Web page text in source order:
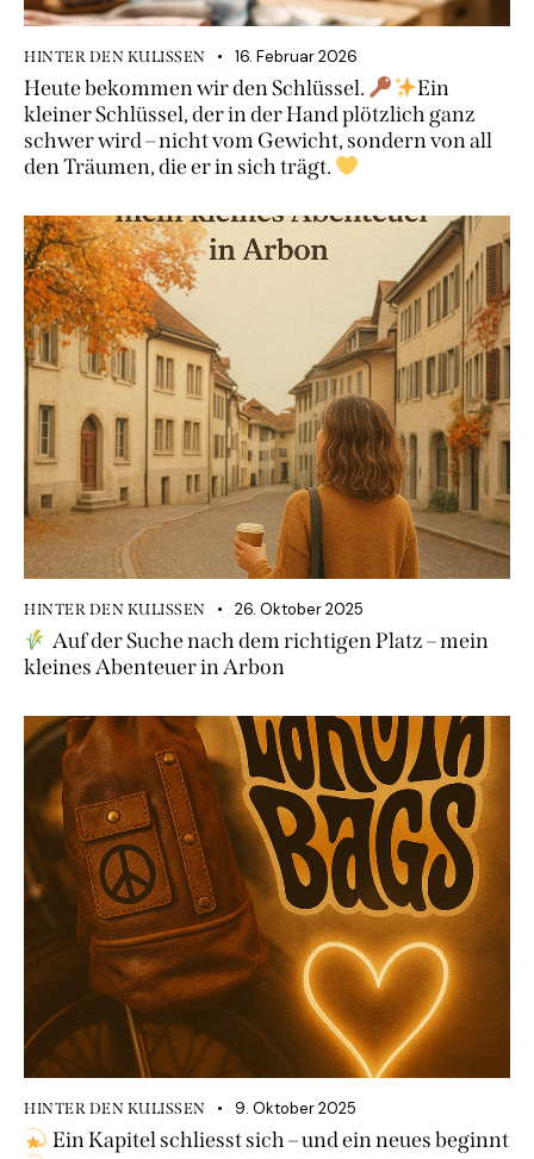
HINTER DEN KULISSEN 16. Februar 2026
Heute bekommen wir den Schlüssel.
Ein
kleiner Schlüssel, der in der Hand plötzlich ganz
schwer wird – nicht vom Gewicht, sondern von all
den Träumen, die er in sich trägt.
HINTER DEN KULISSEN 26. Oktober 2025
Auf der Suche nach dem richtigen Platz – mein
kleines Abenteuer in Arbon
HINTER DEN KULISSEN 9. Oktober 2025
Ein Kapitel schliesst sich – und ein neues beginnt